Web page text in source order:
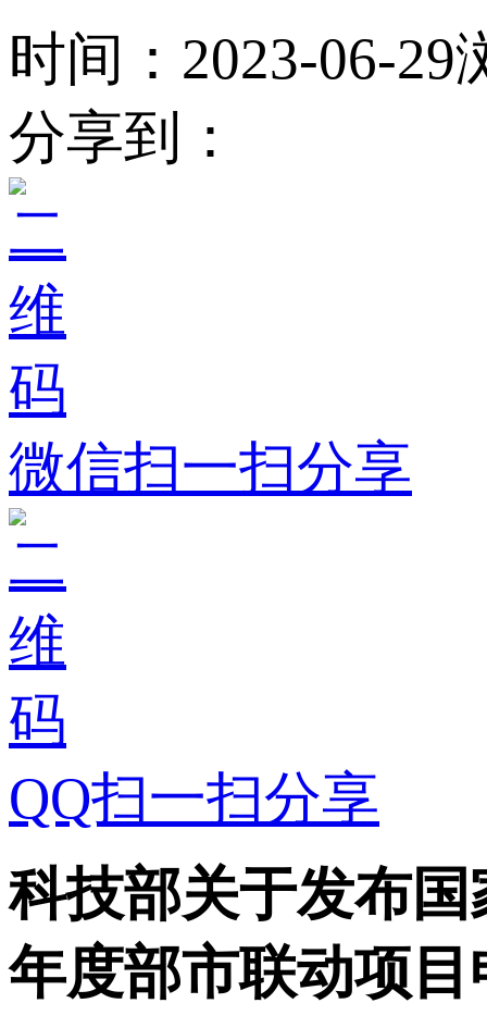
时间：2023-06-29
分享到：
微信扫一扫分享
QQ扫一扫分享
科技部关于发布
年度部市联动项